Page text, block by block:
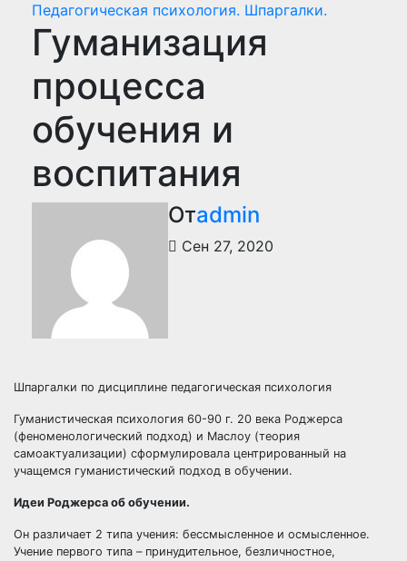
Педагогическая психология. Шпаргалки.
Гуманизация
процесса
обучения и
воспитания
Отadmin
Сен 27, 2020
Шпаргалки по дисциплине педагогическая психология
Гуманистическая психология 60-90 г. 20 века Роджерса
(феноменологический подход) и Маслоу (теория
самоактуализации) сформулировала центрированный на
учащемся гуманистический подход в обучении.
Идеи Роджерса об обучении.
Он различает 2 типа учения: бессмысленное и осмысленное.
Учение первого типа – принудительное, безличностное,